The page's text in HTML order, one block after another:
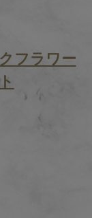
フラワー